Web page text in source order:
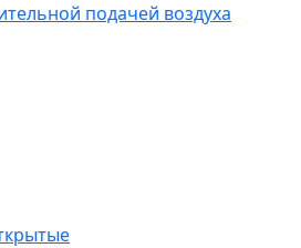
подачей воздуха